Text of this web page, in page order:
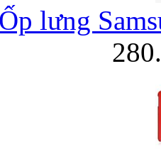
Ốp lưng